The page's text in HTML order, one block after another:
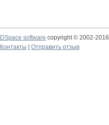
DSpace software copyright © 2002-2016
Контакты
Отправить отзыв